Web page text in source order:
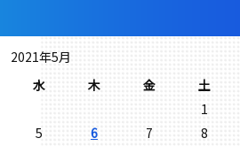
2021年5月
水 木 金 土
1
5 6 7
8